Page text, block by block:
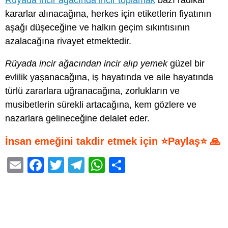
kararlar alınacağına, herkes için etiketlerin fiyatının
aşağı düşeceğine ve halkın geçim sıkıntısının
azalacağına rivayet etmektedir.
Rüyada incir ağacından incir alıp yemekgüzel bir
evlilik yaşanacağına, iş hayatında ve aile hayatında
türlü zararlara uğranacağına, zorlukların ve
musibetlerin sürekli artacağına, kem gözlere ve
nazarlara gelineceğine delalet eder.
İnsan emeğini takdir etmek için ⭐Paylaş⭐ 🙏
E
F
T
T
W